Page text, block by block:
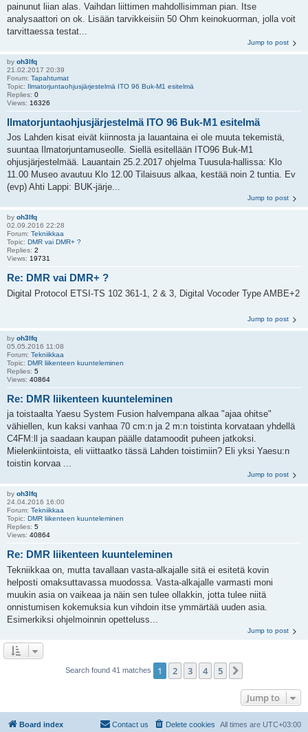
painunut liian alas. Vaihdan liittimen mahdollisimman pian. Itse
analysaattori on ok. Lisään tarvikkeisiin 50 Ohm keinokuorman, jolla voit
tarvittaessa testat...
Jump to post
by oh3lfq
21.02.2017 20:39
Forum: Tapahtumat
Topic: Ilmatorjuntaohjusjärjestelmä ITO 96 Buk-M1 esitelmä
Replies: 0
Views: 16326
Ilmatorjuntaohjusjärjestelmä ITO 96 Buk-M1 esitelmä
Jos Lahden kisat eivät kiinnosta ja lauantaina ei ole muuta tekemistä,
suuntaa Ilmatorjuntamuseolle. Siellä esitellään ITO96 Buk-M1
ohjusjärjestelmää. Lauantain 25.2.2017 ohjelma Tuusula-hallissa: Klo
11.00 Museo avautuu Klo 12.00 Tilaisuus alkaa, kestää noin 2 tuntia. Ev
(evp) Ahti Lappi: BUK-järje...
Jump to post
by oh3lfq
02.09.2016 22:28
Forum: Tekniikkaa
Topic: DMR vai DMR+ ?
Replies: 2
Views: 19731
Re: DMR vai DMR+ ?
Digital Protocol ETSI-TS 102 361-1, 2 & 3, Digital Vocoder Type AMBE+2
Jump to post
by oh3lfq
05.05.2016 11:08
Forum: Tekniikkaa
Topic: DMR liikenteen kuunteleminen
Replies: 5
Views: 40864
Re: DMR liikenteen kuunteleminen
ja toistaalta Yaesu System Fusion halvempana alkaa "ajaa ohitse"
vähiellen, kun kaksi vanhaa 70 cm:n ja 2 m:n toistinta korvataan yhdellä
C4FM:ll ja saadaan kaupan päälle datamoodit puheen jatkoksi.
Mielenkiintoista, eli viittaatko tässä Lahden toistimiin? Eli yksi Yaesu:n
toistin korvaa ...
Jump to post
by oh3lfq
24.04.2016 16:00
Forum: Tekniikkaa
Topic: DMR liikenteen kuunteleminen
Replies: 5
Views: 40864
Re: DMR liikenteen kuunteleminen
Tekniikkaa on, mutta tavallaan vasta-alkajalle sitä ei esitetä kovin
helposti omaksuttavassa muodossa. Vasta-alkajalle varmasti moni
muukin asia on vaikeaa ja näin sen tulee ollakkin, jotta tulee niitä
onnistumisen kokemuksia kun vihdoin itse ymmärtää uuden asia.
Esimerkiksi ohjelmoinnin opetteluss...
Jump to post
Search found 41 matches 1 2 3 4 5
Jump to
Board index All times are UTC+03:00
Delete cookies
Contact us